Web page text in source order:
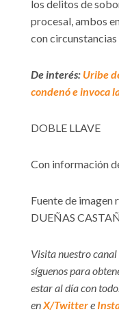
los delitos de
procesal, ambos
con
De interés: Uribe
condenó e invoca
DOBLE LLAVE
Con información
Fuente de
DUEÑAS
Visita nuestro
síguenos para
estar al día con
enX/Twittere